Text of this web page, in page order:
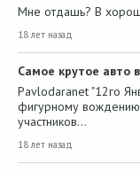
Мне отдашь? В
18 лет назад
Самое крутое авто
Pavlodaranet "12го
фигурному вождению
участников…
18 лет назад